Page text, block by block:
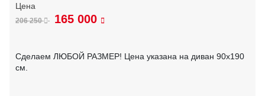
206 250 165 000
Сделаем ЛЮБОЙ РАЗМЕР! Цена указана на диван 90х190
см.